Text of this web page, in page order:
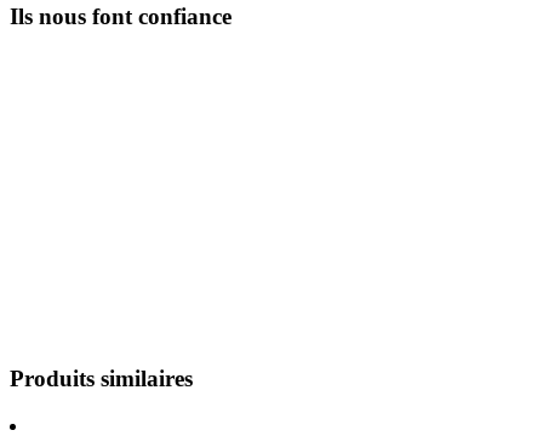
Ils nous font confiance
Produits similaires